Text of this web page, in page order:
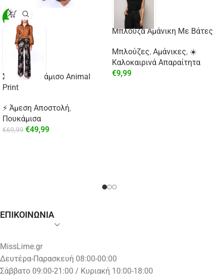
-29%
Σατέν Πουκάμισο Animal
Print
⚡ Άμεση Αποστολή,
Πουκάμισα
€69,99 €49,99
Μπλούζα Αμάνικη Με Βάτες
Μπλούζες, Αμάνικες, ☀️
Καλοκαιρινά Απαραίτητα
€9,99
ΕΠΙΚΟΙΝΩΝΙΑ
MissLime.gr
Δευτέρα-Παρασκευή 08:00-00:00
Σάββατο 09:00-21:00 / Κυριακή 10:00-18:00